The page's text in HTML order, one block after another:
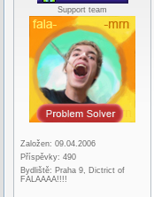
Support team
Založen: 09.04.2006
Příspěvky: 490
Bydliště: Praha 9, Dictrict of
FALAAAA!!!!